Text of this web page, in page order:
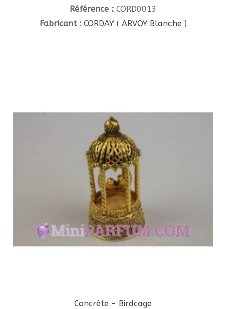
Référence : CORD0013
Fabricant : CORDAY ( ARVOY Blanche )
Concrète - Birdcage